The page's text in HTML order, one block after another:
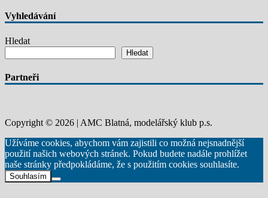
Vyhledávání
Hledat
Hledat
Partneři
Copyright © 2026 | AMC Blatná, modelářský klub p.s.
Užíváme cookies, abychom vám zajistili co možná nejsnadnější
použití našich webových stránek. Pokud budete nadále prohlížet
naše stránky předpokládáme, že s použitím cookies souhlasíte.
Souhlasím